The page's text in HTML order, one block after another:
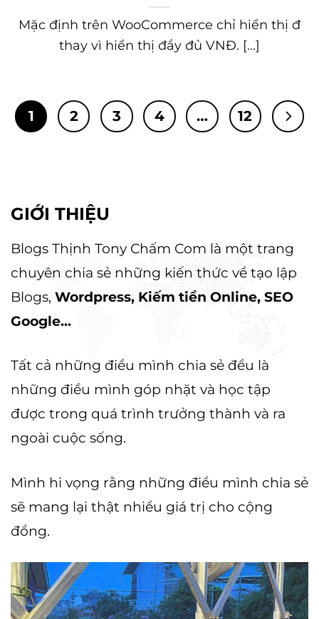
Mặc định trên WooCommerce chỉ hiển thị đ
thay vì hiển thị đầy đủ VNĐ. [...]
1 2 3 4 … 12
GIỚI THIỆU
Blogs Thịnh Tony Chấm Com là một trang
chuyên chia sẻ những kiến thức về tạo lập
Blogs, Wordpress, Kiếm tiền Online, SEO
Google...
Tất cả những điều mình chia sẻ đều là
những điều mình góp nhặt và học tập
được trong quá trình trưởng thành và ra
ngoài cuộc sống.
Mình hi vọng rằng những điều mình chia sẻ
sẽ mang lại thật nhiều giá trị cho cộng
đồng.